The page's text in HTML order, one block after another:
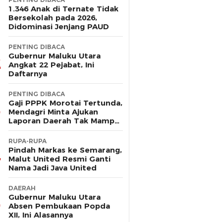
1.346 Anak di Ternate Tidak
Bersekolah pada 2026,
Didominasi Jenjang PAUD
PENTING DIBACA
Gubernur Maluku Utara
Angkat 22 Pejabat, Ini
Daftarnya
PENTING DIBACA
Gaji PPPK Morotai Tertunda,
Mendagri Minta Ajukan
Laporan Daerah Tak Mampu
Bayar Pegawai
RUPA-RUPA
Pindah Markas ke Semarang,
Malut United Resmi Ganti
Nama Jadi Java United
DAERAH
Gubernur Maluku Utara
Absen Pembukaan Popda
XII, Ini Alasannya